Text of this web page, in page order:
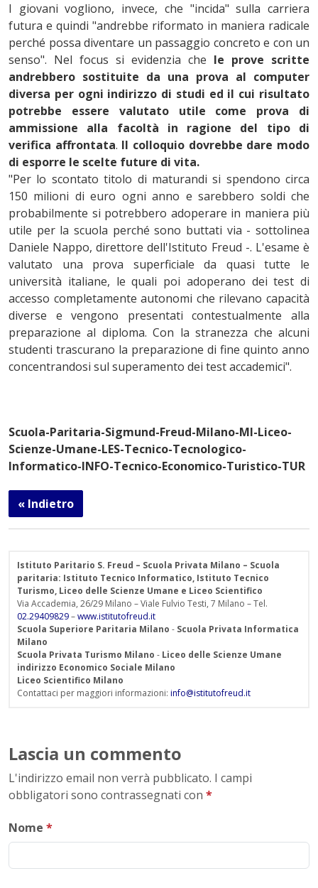
I giovani vogliono, invece, che "incida" sulla carriera
futura e quindi "andrebbe riformato in maniera radicale
perché possa diventare un passaggio concreto e con un
senso". Nel focus si evidenzia che le prove scritte
andrebbero sostituite da una prova al computer
diversa per ogni indirizzo di studi ed il cui risultato
potrebbe essere valutato utile come prova di
ammissione alla facoltà in ragione del tipo di
verifica affrontata. Il colloquio dovrebbe dare modo
di esporre le scelte future di vita.
"Per lo scontato titolo di maturandi si spendono circa
150 milioni di euro ogni anno e sarebbero soldi che
probabilmente si potrebbero adoperare in maniera più
utile per la scuola perché sono buttati via - sottolinea
Daniele Nappo, direttore dell'Istituto Freud -. L'esame è
valutato una prova superficiale da quasi tutte le
università italiane, le quali poi adoperano dei test di
accesso completamente autonomi che rilevano capacità
diverse e vengono presentati contestualmente alla
preparazione al diploma. Con la stranezza che alcuni
studenti trascurano la preparazione di fine quinto anno
concentrandosi sul superamento dei test accademici".
Scuola-Paritaria-Sigmund-Freud-Milano-MI-Liceo-
Scienze-Umane-LES-Tecnico-Tecnologico-
Informatico-INFO-Tecnico-Economico-Turistico-TUR
« Indietro
Istituto Paritario S. Freud – Scuola Privata Milano – Scuola
paritaria: Istituto Tecnico Informatico, Istituto Tecnico
Turismo, Liceo delle Scienze Umane e Liceo Scientifico
Via Accademia, 26/29 Milano – Viale Fulvio Testi, 7 Milano – Tel.
02.29409829–www.istitutofreud.it
Scuola Superiore Paritaria Milano - Scuola Privata Informatica
Milano
Scuola Privata Turismo Milano - Liceo delle Scienze Umane
indirizzo Economico Sociale Milano
Liceo Scientifico Milano
Contattaci per maggiori informazioni: info@istitutofreud.it
Lascia un commento
L'indirizzo email non verrà pubblicato. I campi
obbligatori sono contrassegnati con *
Nome *